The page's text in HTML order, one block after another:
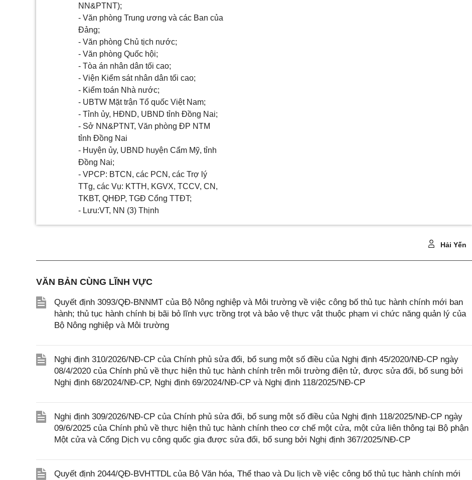
NN&PTNT);
- Văn phòng Trung ương và các Ban của
Đảng;
- Văn phòng Chủ tịch nước;
- Văn phòng Quốc hội;
- Tòa án nhân dân tối cao;
- Viện Kiểm sát nhân dân tối cao;
- Kiểm toán Nhà nước;
- UBTW Mặttrận Tổ quốc Việt Nam;
- Tỉnh ủy, HĐND, UBND tỉnh Đồng Nai;
- Sở NN&PTNT, Văn phòng ĐP NTM
tỉnh Đồng Nai
- Huyện ủy, UBND huyện Cẩm Mỹ, tỉnh
Đồng Nai;
- VPCP: BTCN, các PCN, các Trợ lý
TTg, các Vụ: KTTH, KGVX, TCCV, CN,
TKBT, QHĐP, TGĐ Cổng TTĐT;
- Lưu:VT, NN (3) Thịnh
Hải Yến
VĂN BẢN CÙNG LĨNH VỰC
Quyết định 3093/QĐ-BNNMT của Bộ Nông nghiệp và Môi trường về việc công bố thủ tục hành chính mới ban
hành; thủ tục hành chính bị bãi bỏ lĩnh vực trồng trọt và bảo vệ thực vật thuộc phạm vi chức năng quản lý của
Bộ Nông nghiệp và Môi trường
Nghị định 310/2026/NĐ-CP của Chính phủ sửa đổi, bổ sung một số điều của Nghị định 45/2020/NĐ-CP ngày
08/4/2020 của Chính phủ về thực hiện thủ tục hành chính trên môi trường điện tử, được sửa đổi, bổ sung bởi
Nghị định 68/2024/NĐ-CP, Nghị định 69/2024/NĐ-CP và Nghị định 118/2025/NĐ-CP
Nghị định 309/2026/NĐ-CP của Chính phủ sửa đổi, bổ sung một số điều của Nghị định 118/2025/NĐ-CP ngày
09/6/2025 của Chính phủ về thực hiện thủ tục hành chính theo cơ chế một cửa, một cửa liên thông tại Bộ phận
Một cửa và Cổng Dịch vụ công quốc gia được sửa đổi, bổ sung bởi Nghị định 367/2025/NĐ-CP
Quyết định 2044/QĐ-BVHTTDL của Bộ Văn hóa, Thể thao và Du lịch về việc công bố thủ tục hành chính mới